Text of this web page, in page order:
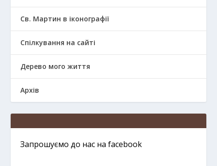
Св. Мартин в іконографії
Спілкування на сайті
Дерево мого життя
Архів
Запрошуємо до нас на facebook